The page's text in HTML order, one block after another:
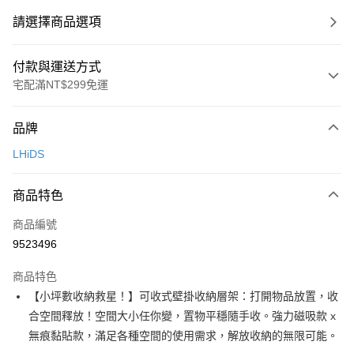
請選擇商品選項
付款與運送方式
宅配滿NT$299免運
信用卡一次付款
Apple Pay
悠遊付
全盈+PAY
大哥付你分期
相關說明
品牌
LHiDS
商品特色
商品編號
9523496
商品特色
【小坪數收納救星！】可收式壁掛收納層架：打開物品放置，收
合空間釋放！空間大小任你變，置物平穩隨手收。強力磁吸款 x
無痕黏貼款，滿足各種空間的使用需求，解放收納的無限可能。